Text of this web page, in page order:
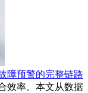
障预警的完整链路
效率。本文从数据